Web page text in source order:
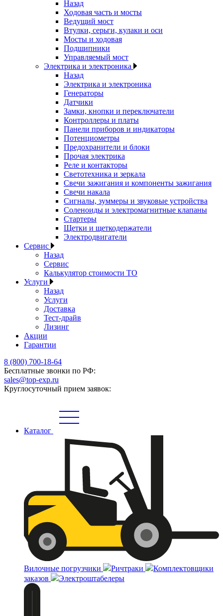
Назад
Ходовая часть и мосты
Ведущий мост
Втулки, серьги, кулаки и оси
Мосты и ходовая
Подшипники
Управляемый мост
Электрика и электроника
Назад
Электрика и электроника
Генераторы
Датчики
Замки, кнопки и переключатели
Контроллеры и платы
Панели приборов и индикаторы
Потенциометры
Предохранители и блоки
Прочая электрика
Реле и контакторы
Светотехника и зеркала
Свечи зажигания и компоненты зажигания
Свечи накала
Сигналы, зуммеры и звуковые устройства
Соленоиды и электромагнитные клапаны
Стартеры
Щетки и щеткодержатели
Электродвигатели
Сервис
Назад
Сервис
Калькулятор стоимости ТО
Услуги
Назад
Услуги
Доставка
Тест-драйв
Лизинг
Акции
Гарантии
8 (800) 700-18-64
Бесплатные звонки по РФ:
sales@top-exp.ru
Круглосуточный прием заявок:
Каталог
Вилочные погрузчики Ричтраки
Комплектовщики
заказов
Электроштабелеры